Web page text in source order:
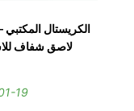
الكريستال
لاصق شفاف
19